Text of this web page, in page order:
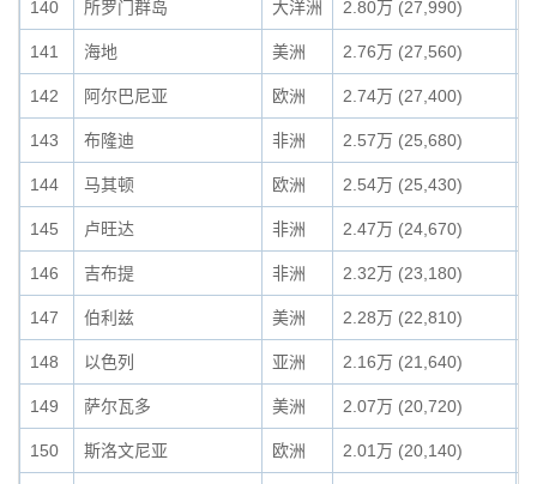
140 所罗门群岛 大洋洲 2.80万 (27,990)
141 海地 美洲 2.76万 (27,560)
142 阿尔巴尼亚 欧洲 2.74万 (27,400)
143 布隆迪 非洲 2.57万 (25,680)
144 马其顿 欧洲 2.54万 (25,430)
145 卢旺达 非洲 2.47万 (24,670)
146 吉布提 非洲 2.32万 (23,180)
147 伯利兹 美洲 2.28万 (22,810)
148 以色列 亚洲 2.16万 (21,640)
149 萨尔瓦多 美洲 2.07万 (20,720)
150 斯洛文尼亚 欧洲 2.01万 (20,140)